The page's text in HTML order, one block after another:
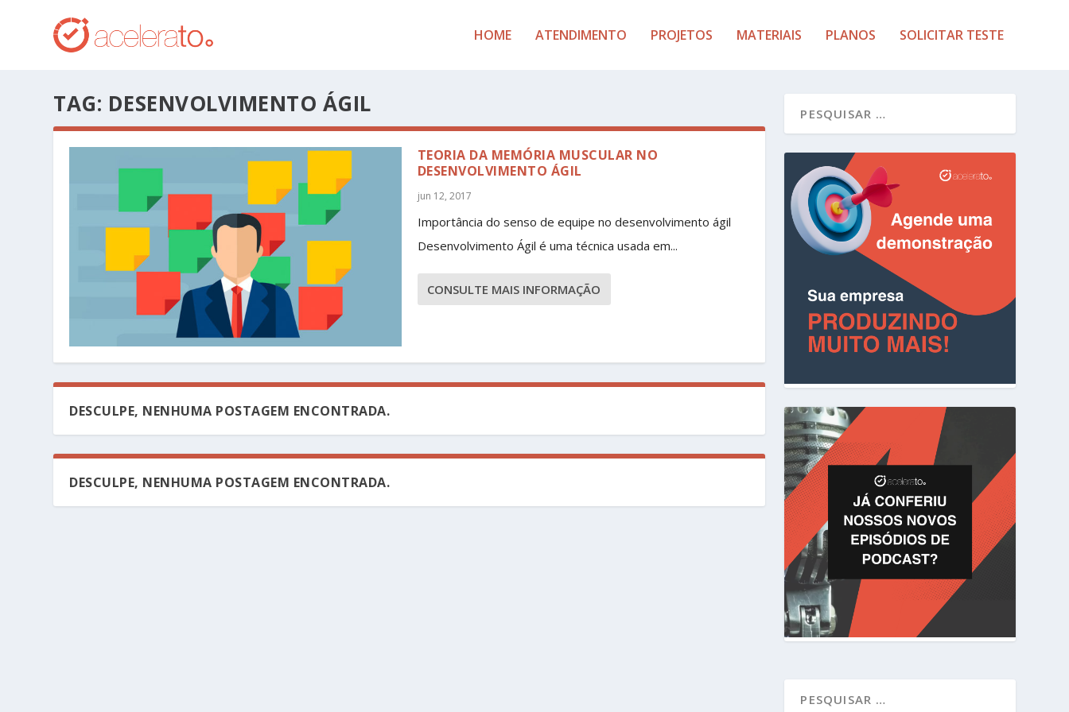
HOME ATENDIMENTO PROJETOS MATERIAIS PLANOS SOLICITAR TESTE
TAG: DESENVOLVIMENTO ÁGIL
TEORIA DA MEMÓRIA MUSCULAR NO
DESENVOLVIMENTO ÁGIL
jun 12, 2017
Importância do senso de equipe no desenvolvimento ágil
Desenvolvimento Ágil é uma técnica usada em...
CONSULTE MAIS INFORMAÇÃO
DESCULPE, NENHUMA POSTAGEM ENCONTRADA.
DESCULPE, NENHUMA POSTAGEM ENCONTRADA.